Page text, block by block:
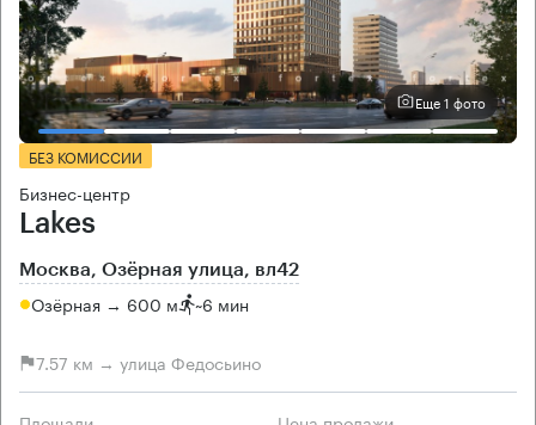
Еще 1 фото
БЕЗ КОМИССИИ
Бизнес-центр
Lakes
Москва, Озёрная улица, вл42
Озёрная → 600 м ~6 мин
7.57 км → улица Федосьино